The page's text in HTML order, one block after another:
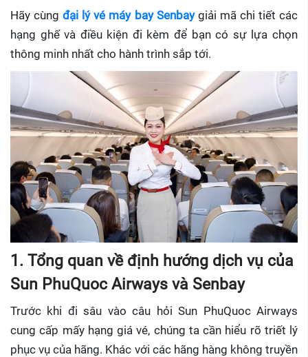
Hãy cùngđại lý vé máy bay Senbaygiải mã chi tiết các
hạng ghế và điều kiện đi kèm để bạn có sự lựa chọn
thông minh nhất cho hành trình sắp tới.
1. Tổng quan về định hướng dịch vụ của
Sun PhuQuoc Airways và Senbay
Trước khi đi sâu vào câu hỏi Sun PhuQuoc Airways
cung cấp mấy hạng giá vé, chúng ta cần hiểu rõ triết lý
phục vụ của hãng. Khác với các hãng hàng không truyền